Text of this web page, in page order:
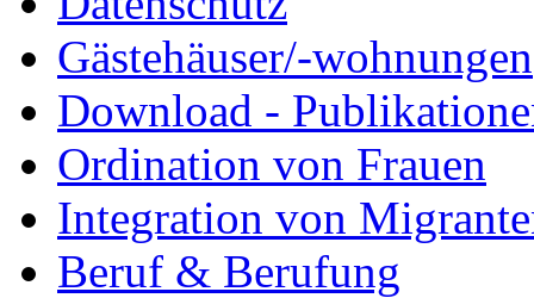
Gästehäuser/-wohnungen
Download -
Ordination von Frauen
Integration von
Beruf & Berufung